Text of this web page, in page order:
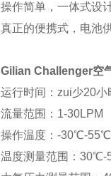
操作简单，一体式设
真正的便携式，电池
Gilian Challenger空
运行时间：zui少20小
流量范围：1-30LPM
操作温度：-30℃-55℃
温度测量范围：